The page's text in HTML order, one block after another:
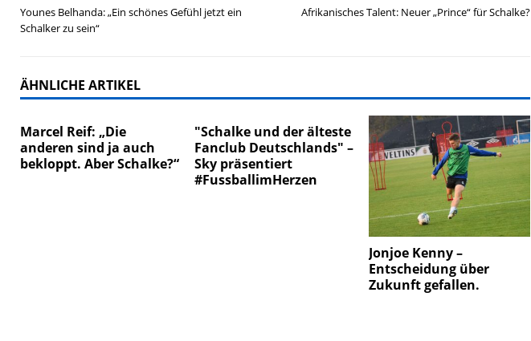
Younes Belhanda: „Ein schönes Gefühl jetzt ein
Schalker zu sein“
Afrikanisches Talent: Neuer „Prince“ für Schalke?
ÄHNLICHE ARTIKEL
Marcel Reif: „Die
anderen sind ja auch
bekloppt. Aber Schalke?“
"Schalke und der älteste
Fanclub Deutschlands" –
Sky präsentiert
#FussballimHerzen
Jonjoe Kenny –
Entscheidung über
Zukunft gefallen.